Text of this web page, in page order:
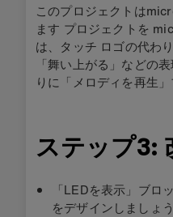
このプロジェクトは
ます プロジェクトを
は、タッチ ロゴの代わ
「舞い上がる」などの
りに「メロディを再生
ステップ3:
「LEDを表示」ブロ
をデザインしましょう